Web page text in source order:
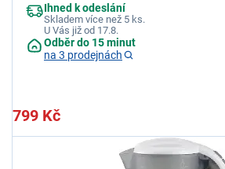
Ihned k odeslání
Skladem více než 5 ks.
U Vás již od 17.8.
Odběr do 15 minut
na 3 prodejnách
799 Kč